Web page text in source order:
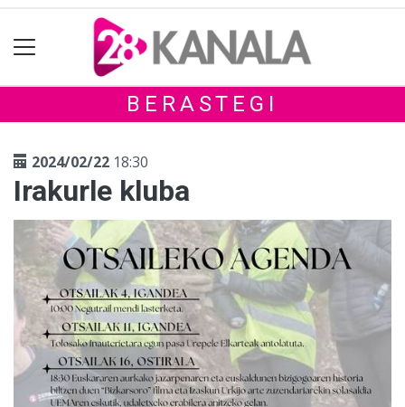
BERASTEGI
2024/02/22 18:30
Irakurle kluba